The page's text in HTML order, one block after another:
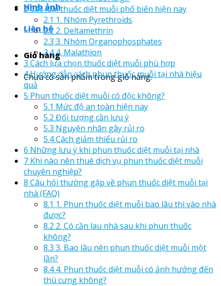
Hình ảnh
Liên hệ
Giỏ hàng
Chưa có sản phẩm trong giỏ hàng.
2Các loại thuốc diệt muỗi phổ biến hiện nay
2.1 1. Nhóm Pyrethroids
2.2 2. Deltamethrin
2.3 3. Nhóm Organophosphates
2.44. Malathion
3 Cách lựa chọn thuốc diệt muỗi phù hợp
4Hướng dẫn cách phun thuốc muỗi tại nhà hiệu
quả
5 Phun thuốc diệt muỗi có độc không?
5.1 Mức độ an toàn hiện nay
5.2 Đối tượng cần lưu ý
5.3 Nguyên nhân gây rủi ro
5.4Cách giảm thiểu rủi ro
6 Những lưu ý khi phun thuốc diệt muỗi tại nhà
7 Khi nào nên thuê dịch vụ phun thuốc diệt muỗi
chuyên nghiệp?
8 Câu hỏi thường gặp về phun thuốc diệt muỗi tại
nhà (FAQ)
8.1 1. Phun thuốc diệt muỗi bao lâu thì vào nhà
được?
8.2 2. Có cần lau nhà sau khi phun thuốc
không?
8.3 3. Bao lâu nên phun thuốc diệt muỗi một
lần?
8.44. Phun thuốc diệt muỗi có ảnh hưởng đến
thú cưng không?